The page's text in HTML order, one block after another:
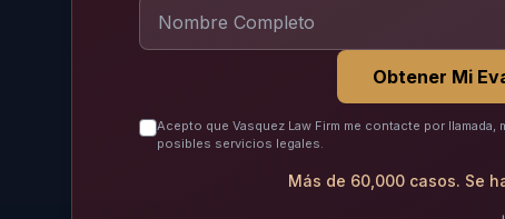
Obtener Mi
Acepto que Vasquez Law Firm me contacte por
posibles servicios legales.
Más de 60,000 casos. Se